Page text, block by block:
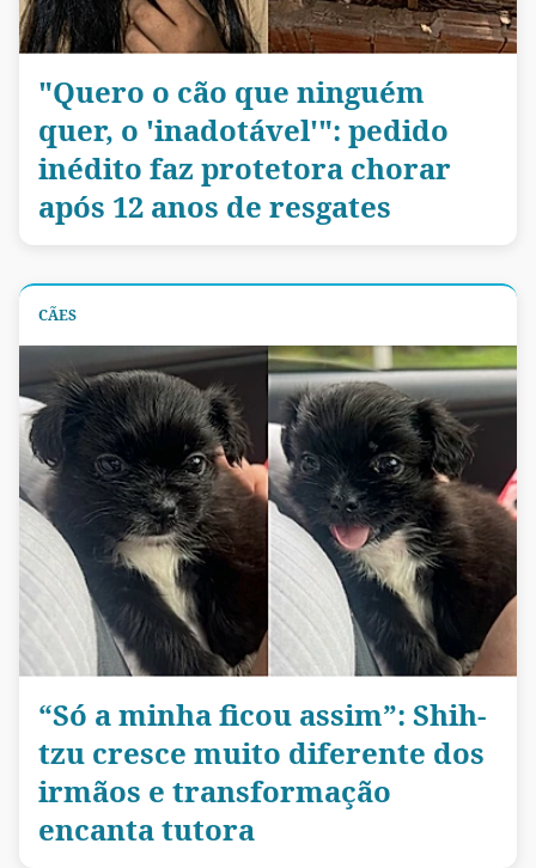
"Quero o cão que ninguém
quer, o 'inadotável'": pedido
inédito faz protetora chorar
após 12 anos de resgates
CÃES
“Só a minha ficou assim”: Shih-
tzu cresce muito diferente dos
irmãos e transformação
encanta tutora